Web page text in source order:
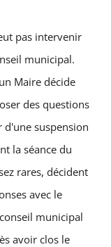
pas intervenir
municipal.
Maire décide
des questions
suspension
la séance du
rares, décident
avec le
municipal
avoir clos le